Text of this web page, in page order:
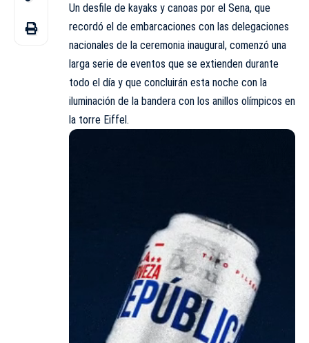
Un desfile de kayaks y canoas por el Sena, que
recordó el de embarcaciones con las delegaciones
nacionales de la ceremonia inaugural, comenzó una
larga serie de eventos que se extienden durante
todo el día y que concluirán esta noche con la
iluminación de la bandera con los anillos olímpicos en
la torre Eiffel.